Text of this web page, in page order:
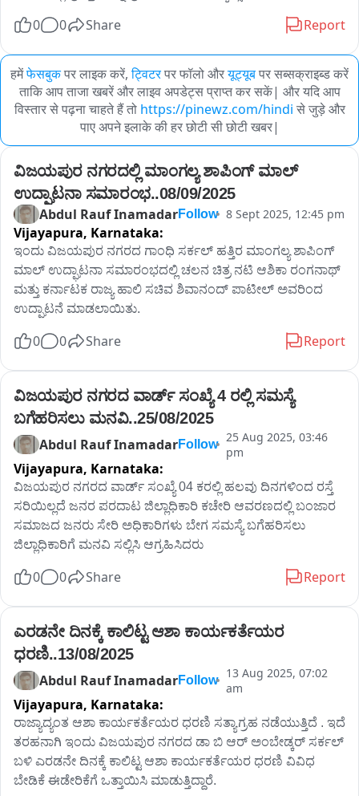
0 0 Share Report
हमेंफेसबुकपर लाइक करें, ट्विटरपर फॉलो औरयूट्यूबपर सब्सक्राइब्ड करें
ताकि आप ताजा खबरें और लाइव अपडेट्स प्राप्त कर सकें| और यदि आप
विस्तार से पढ़ना चाहते हैं तो https://pinewz.com/hindi से जुड़े और
पाए अपने इलाके की हर छोटी सी छोटी खबर|
ವಿಜಯಪುರ ನಗರದಲ್ಲಿ ಮಾಂಗಲ್ಯ ಶಾಪಿಂಗ್ ಮಾಲ್
ಉದ್ಘಾಟನಾ ಸಮಾರಂಭ..08/09/2025
Abdul Rauf InamadarFollow 8 Sept 2025, 12:45 pm
Vijayapura, Karnataka:
ಇಂದು ವಿಜಯಪುರ ನಗರದ ಗಾಂಧಿ ಸರ್ಕಲ್ ಹತ್ತಿರ ಮಾಂಗಲ್ಯ ಶಾಪಿಂಗ್
ಮಾಲ್ ಉದ್ಘಾಟನಾ ಸಮಾರಂಭದಲ್ಲಿ ಚಲನ ಚಿತ್ರ ನಟಿ ಆಶಿಕಾ ರಂಗನಾಥ್
ಮತ್ತು ಕರ್ನಾಟಕ ರಾಜ್ಯ ಹಾಲಿ ಸಚಿವ ಶಿವಾನಂದ್ ಪಾಟೀಲ್ ಅವರಿಂದ
ಉದ್ಘಾಟನೆ ಮಾಡಲಾಯಿತು.
0 0 Share Report
ವಿಜಯಪುರ ನಗರದ ವಾರ್ಡ್ ಸಂಖ್ಯೆ 4 ರಲ್ಲಿ ಸಮಸ್ಯೆ
ಬಗೆಹರಿಸಲು ಮನವಿ..25/08/2025
Abdul Rauf InamadarFollow 25 Aug 2025, 03:46
pm
Vijayapura, Karnataka:
ವಿಜಯಪುರ ನಗರದ ವಾರ್ಡ್ ಸಂಖ್ಯೆ 04 ಕರಲ್ಲಿ ಹಲವು ದಿನಗಳಿಂದ ರಸ್ತೆ
ಸರಿಯಿಲ್ಲದೆ ಜನರ ಪರದಾಟ ಜಿಲ್ಲಾಧಿಕಾರಿ ಕಚೇರಿ ಆವರಣದಲ್ಲಿ ಬಂಜಾರ
ಸಮಾಜದ ಜನರು ಸೇರಿ ಅಧಿಕಾರಿಗಳು ಬೇಗ ಸಮಸ್ಯೆ ಬಗೆಹರಿಸಲು
ಜಿಲ್ಲಾಧಿಕಾರಿಗೆ ಮನವಿ ಸಲ್ಲಿಸಿ ಆಗ್ರಹಿಸಿದರು
0 0 Share Report
ಎರಡನೇ ದಿನಕ್ಕೆ ಕಾಲಿಟ್ಟ ಆಶಾ ಕಾರ್ಯಕರ್ತೆಯರ
ಧರಣಿ..13/08/2025
Abdul Rauf InamadarFollow
13 Aug 2025, 07:02
am
Vijayapura, Karnataka:
ರಾಜ್ಯಾದ್ಯಂತ ಆಶಾ ಕಾರ್ಯಕರ್ತೆಯರ ಧರಣಿ ಸತ್ಯಾಗ್ರಹ ನಡೆಯುತ್ತಿದೆ . ಇದೆ
ತರಹನಾಗಿ ಇಂದು ವಿಜಯಪುರ ನಗರದ ಡಾ ಬಿ ಆರ್ ಅಂಬೇಡ್ಕರ್ ಸರ್ಕಲ್
ಬಳಿ ಎರಡನೇ ದಿನಕ್ಕೆ ಕಾಲಿಟ್ಟ ಆಶಾ ಕಾರ್ಯಕರ್ತೆಯರ ಧರಣಿ ವಿವಿಧ
ಬೇಡಿಕೆ ಈಡೇರಿಕೆಗೆ ಒತ್ತಾಯಿಸಿ ಮಾಡುತ್ತಿದ್ದಾರೆ.